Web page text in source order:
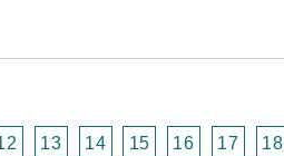
13 14 15 16 17
18